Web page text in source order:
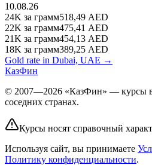
10.08.26
24K за грамм518,49 AED
22K за грамм475,41 AED
21K за грамм454,13 AED
18K за грамм389,25 AED
Gold rate in Dubai, UAE →
КазФин
© 2007—2026 «КазФин» — курсы
соседних странах.
Курсы носят справочный
Используя сайт, вы принимаете
Политику конфиденциальности.